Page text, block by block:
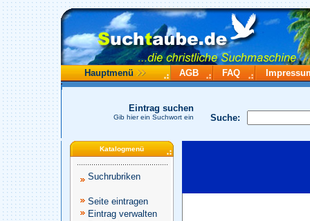
Hauptmenü AGB FAQ
Suche:
Eintrag suchen
Gib hier ein Suchwort ein
Katalogmenü
Suchrubriken
Seite eintragen
Eintrag verwalten